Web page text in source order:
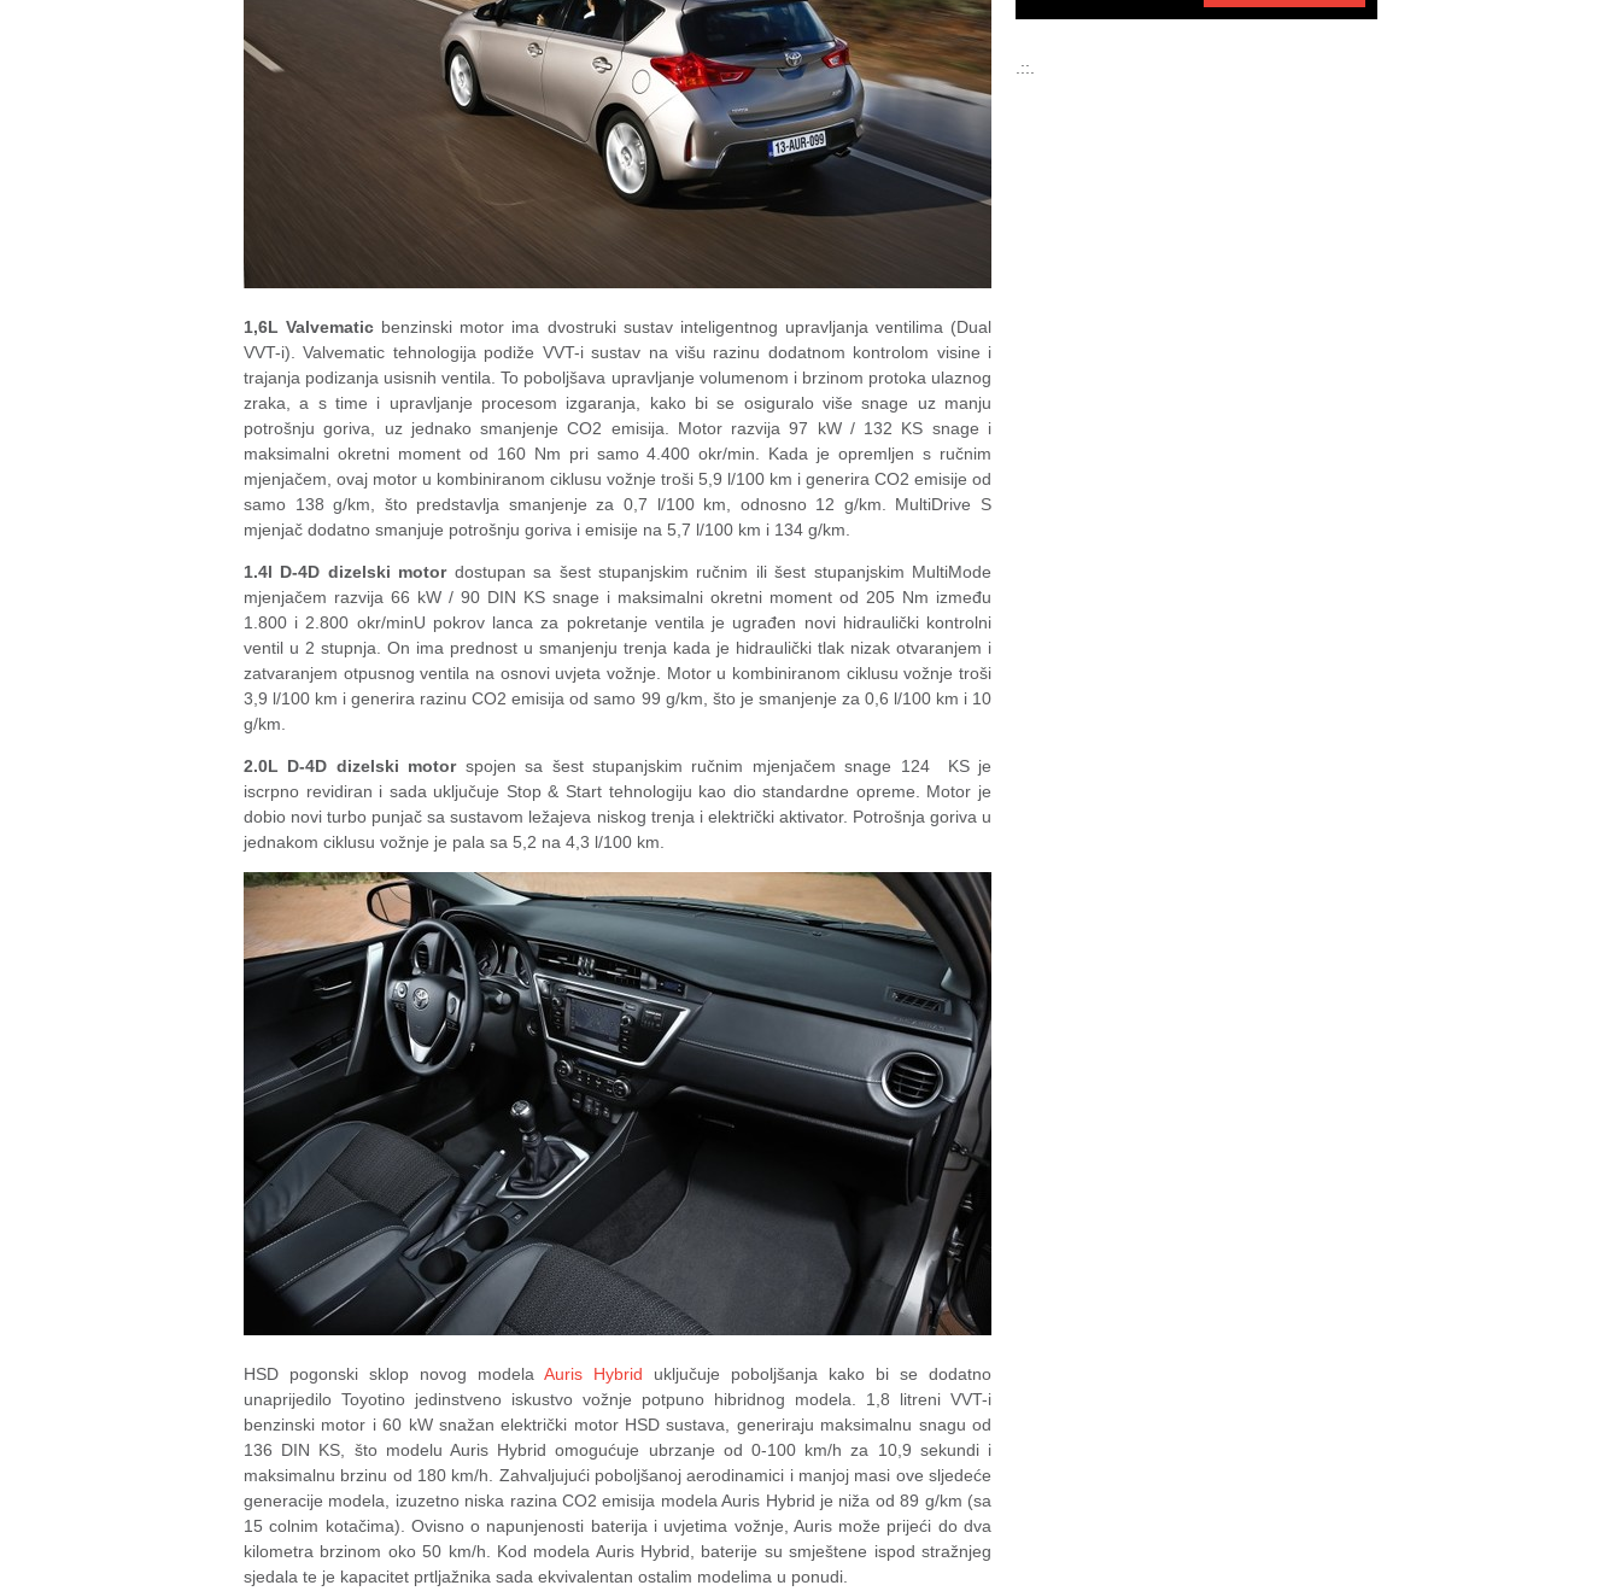
1,6L Valvematic benzinski motor ima dvostruki sustav inteligentnog upravljanja ventilima (Dual
VVT-i). Valvematic tehnologija podiže VVT-i sustav na višu razinu dodatnom kontrolom visine i
trajanja podizanja usisnih ventila. To poboljšava upravljanje volumenom i brzinom protoka ulaznog
zraka, a s time i upravljanje procesom izgaranja, kako bi se osiguralo više snage uz manju
potrošnju goriva, uz jednako smanjenje CO2 emisija. Motor razvija 97 kW / 132 KS snage i
maksimalni okretni moment od 160 Nm pri samo 4.400 okr/min. Kada je opremljen s ručnim
mjenjačem, ovaj motor u kombiniranom ciklusu vožnje troši 5,9 l/100 km i generira CO2 emisije od
samo 138 g/km, što predstavlja smanjenje za 0,7 l/100 km, odnosno 12 g/km. MultiDrive S
mjenjač dodatno smanjuje potrošnju goriva i emisije na 5,7 l/100 km i 134 g/km.
1.4l D-4D dizelski motordostupan sa šest stupanjskim ručnim ili šest stupanjskim MultiMode
mjenjačem razvija 66 kW / 90 DIN KS snage i maksimalni okretni moment od 205 Nm između
1.800 i 2.800 okr/minU pokrov lanca za pokretanje ventila je ugrađen novi hidraulički kontrolni
ventil u 2 stupnja. On ima prednost u smanjenju trenja kada je hidraulički tlak nizak otvaranjem i
zatvaranjem otpusnog ventila na osnovi uvjeta vožnje. Motor u kombiniranom ciklusu vožnje troši
3,9 l/100 km i generira razinu CO2 emisija od samo 99 g/km, što je smanjenje za 0,6 l/100 km i 10
g/km.
2.0L D-4D dizelski motorspojen sa šest stupanjskim ručnim mjenjačem snage 124 KS je
iscrpno revidiran i sada uključuje Stop & Start tehnologiju kao dio standardne opreme. Motor je
dobio novi turbo punjač sa sustavom ležajeva niskog trenja i električki aktivator. Potrošnja goriva u
jednakom ciklusu vožnje je pala sa 5,2 na 4,3 l/100 km.
HSD pogonski sklop novog modela Auris Hybrid uključuje poboljšanja kako bi se dodatno
unaprijedilo Toyotino jedinstveno iskustvo vožnje potpuno hibridnog modela. 1,8 litreni VVT-i
benzinski motor i 60 kW snažan električki motor HSD sustava, generiraju maksimalnu snagu od
136 DIN KS, što modelu Auris Hybrid omogućuje ubrzanje od 0-100 km/h za 10,9 sekundi i
maksimalnu brzinu od 180 km/h. Zahvaljujući poboljšanoj aerodinamici i manjoj masi ove sljedeće
generacije modela, izuzetno niska razina CO2 emisija modela Auris Hybrid je niža od 89 g/km (sa
15 colnim kotačima). Ovisno o napunjenosti baterija i uvjetima vožnje, Auris može prijeći do dva
kilometra brzinom oko 50 km/h. Kod modela Auris Hybrid, baterije su smještene ispod stražnjeg
sjedala te je kapacitet prtljažnika sada ekvivalentan ostalim modelima u ponudi.
.::.